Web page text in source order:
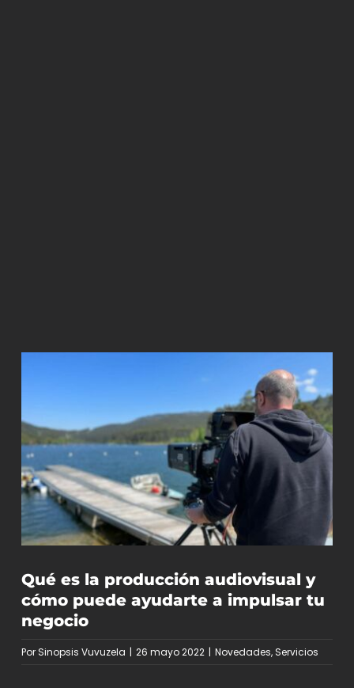
Qué es la producción audiovisual y
cómo puede ayudarte a impulsar tu
negocio
Por Sinopsis Vuvuzela | 26 mayo 2022 | Novedades, Servicios